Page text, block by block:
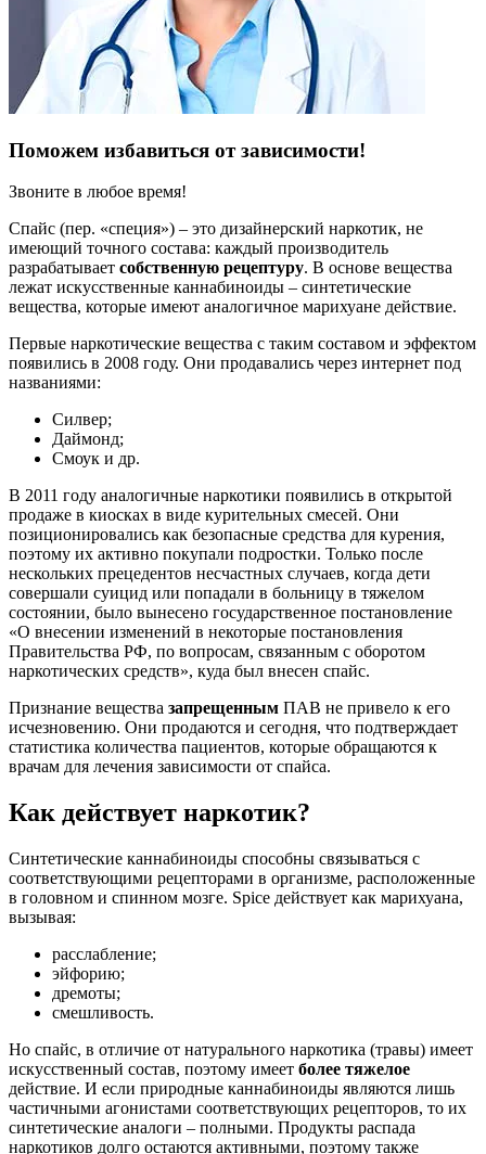
Поможем избавиться от зависимости!
Звоните в любое время!
Cпайс (пер. «специя») – это дизайнерский наркотик, не
имеющий точного состава: каждый производитель
разрабатывает собственную рецептуру. В основе вещества
лежат искусственные каннабиноиды – синтетические
вещества, которые имеют аналогичное марихуане действие.
Первые наркотические вещества с таким составом и эффектом
появились в 2008 году. Они продавались через интернет под
названиями:
Силвер;
Даймонд;
Смоук и др.
В 2011 году аналогичные наркотики появились в открытой
продаже в киосках в виде курительных смесей. Они
позиционировались как безопасные средства для курения,
поэтому их активно покупали подростки. Только после
нескольких прецедентов несчастных случаев, когда дети
совершали суицид или попадали в больницу в тяжелом
состоянии, было вынесено государственное постановление
«О внесении изменений в некоторые постановления
Правительства РФ, по вопросам, связанным с оборотом
наркотических средств», куда был внесен спайс.
Признание вещества запрещенным ПАВ не привело к его
исчезновению. Они продаются и сегодня, что подтверждает
статистика количества пациентов, которые обращаются к
врачам для лечения зависимости от спайса.
Как действует наркотик?
Синтетические каннабиноиды способны связываться с
соответствующими рецепторами в организме, расположенные
в головном и спинном мозге. Spice действует как марихуана,
вызывая:
расслабление;
эйфорию;
дремоты;
смешливость.
Но спайс, в отличие от натурального наркотика (травы) имеет
искусственный состав, поэтому имеет более тяжелое
действие. И если природные каннабиноиды являются лишь
частичными агонистами соответствующих рецепторов, то их
синтетические аналоги – полными. Продукты распада
наркотиков долго остаются активными, поэтому также